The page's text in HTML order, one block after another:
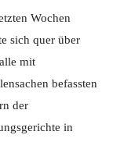
Wochen
sich quer über
mit
befassten
der
in